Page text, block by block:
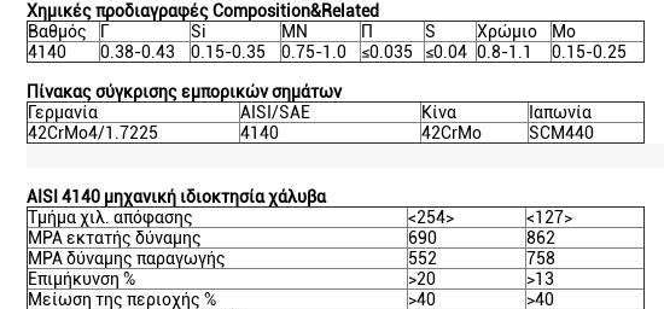
Χημικές προδιαγραφές Composition&Related
Βαθμός
Γ Si ΜΝ Π S Χρώμιο
Mo
4140
0.38-0.43 0.15-0.35 0.75-1.0 ≤0.035 ≤0.04 0.8-1.1 0.15-0.25
Πίνακας σύγκρισης εμπορικών σημάτων
Γερμανία
AISI/SAE Κίνα
Ιαπωνία
42CrMo4/1.7225
4140 42CrMo SCM440
AISI 4140 μηχανική ιδιοκτησία χάλυβα
Τμήμα χιλ. απόφασης
<254>
<127>
MPA εκτατής δύναμης
690
862
MPA δύναμης παραγωγής
552
758
Επιμήκυνση %
>20
>13
Μείωση της περιοχής %
>40
>40